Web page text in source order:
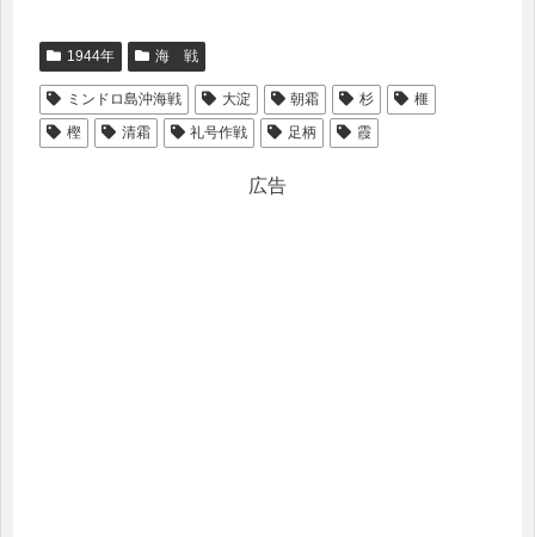
1944年 海 戦
ミンドロ島沖海戦 大淀 朝霜 杉
榧
樫
清霜 礼号作戦 足柄 霞
広告